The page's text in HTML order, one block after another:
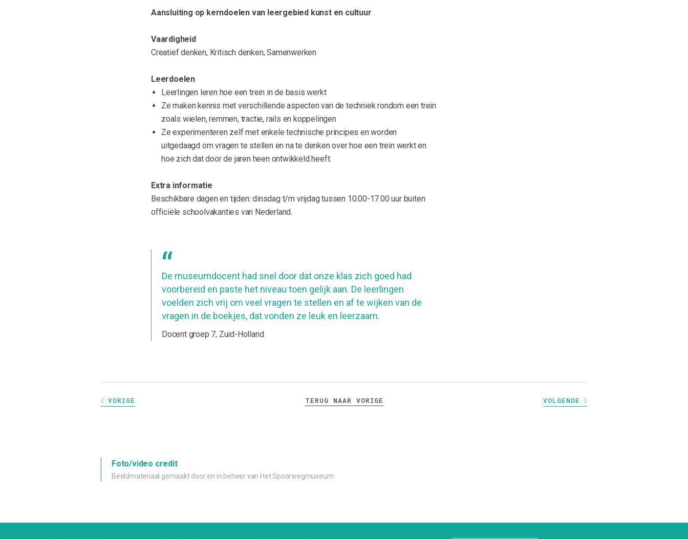
Aansluiting op kerndoelen van leergebied kunst en cultuur
Vaardigheid
Creatief denken, Kritisch denken, Samenwerken
Leerdoelen
Leerlingen leren hoe een trein in de basis werkt
Ze maken kennis met verschillende aspecten van de techniek rondom een trein
zoals wielen, remmen, tractie, rails en koppelingen
Ze experimenteren zelf met enkele technische principes en worden
uitgedaagd om vragen te stellen en na te denken over hoe een trein werkt en
hoe zich dat door de jaren heen ontwikkeld heeft.
Extra informatie
Beschikbare dagen en tijden: dinsdag t/m vrijdag tussen 10.00-17.00 uur buiten
officiële schoolvakanties van Nederland.
De museumdocent had snel door dat onze klas zich goed had
voorbereid en paste het niveau toen gelijk aan. De leerlingen
voelden zich vrij om veel vragen te stellen en af te wijken van de
vragen in de boekjes, dat vonden ze leuk en leerzaam.
Docent groep 7, Zuid-Holland
VORIGE TERUG NAAR VORIGE VOLGENDE
Foto/video credit
Beeldmateriaal gemaakt door en in beheer van Het Spoorwegmuseum